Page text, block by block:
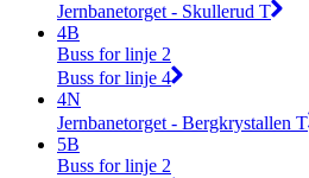
Jernbanetorget - Skullerud T
4B
Buss for linje 2
Buss for linje 4
4N
Jernbanetorget - Bergkrystallen T
5B
Buss for linje 2